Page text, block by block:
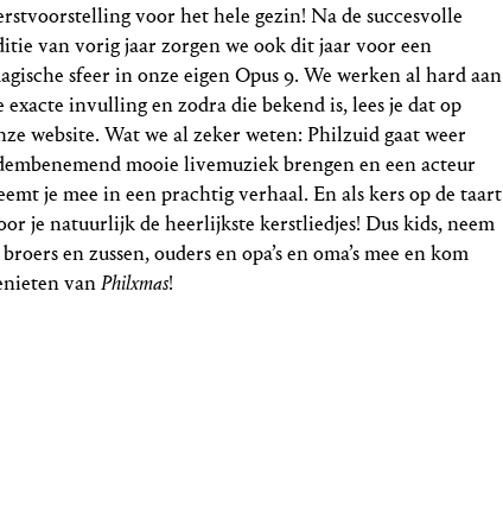
voor het hele gezin! Na de succesvolle
van vorig jaar zorgen we ook dit jaar voor een
sfeer in onze eigen Opus 9. We werken al hard aan
exacte invulling en zodra die bekend is, lees je dat op
website. Wat we al zeker weten: Philzuid gaat weer
mooie livemuziek brengen en een acteur
je mee in een prachtig verhaal. En als kers op de taart
je natuurlijk de heerlijkste kerstliedjes! Dus kids, neem
en zussen, ouders en opa’s en oma’s mee en kom
vanPhilxmas!